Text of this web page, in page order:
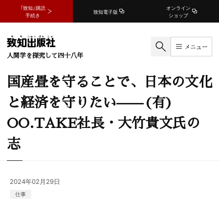
『致知』購読
手続き
致知電子版
オンライン
ショップ
人間学を探究して四十八年
メニュー
国産畳を守ることで、日本の文化
と経済を守りたい——(有)
OO.TAKE社長・大竹貴文氏の
志
2024年02月29日
仕事